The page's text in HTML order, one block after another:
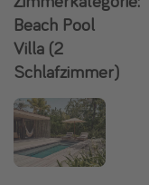
Beach Pool
Villa (2
Schlafzimmer)